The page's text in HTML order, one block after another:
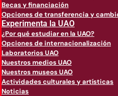
Becas y financiación
Opciones de transferencia y
Experimenta la UAO
¿Por qué estudiar en la UAO?
Opciones de internacionalización
Laboratorios UAO
Nuestros medios UAO
Nuestros museos UAO
Actividades culturales y artísticas
Noticias